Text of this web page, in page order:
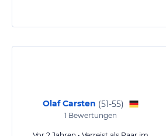
Olaf Carsten (51-55)
1 Bewertungen